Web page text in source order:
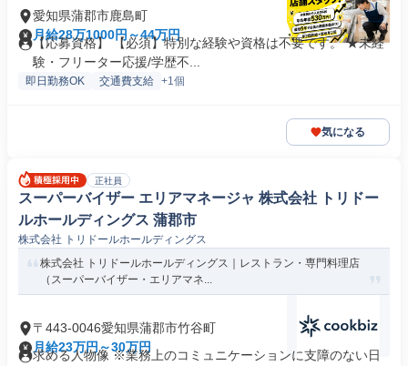
愛知県蒲郡市鹿島町
月給28万1000円～44万円
【応募資格】 【必須】特別な経験や資格は不要です。 ★未経
験・フリーター応援/学歴不...
即日勤務OK 交通費支給 +1個
気になる
正社員
スーパーバイザー エリアマネージャ 株式会社 トリドー
ルホールディングス 蒲郡市
株式会社 トリドールホールディングス
株式会社 トリドールホールディングス｜レストラン・専門料理店
（スーパーバイザー・エリアマネ...
〒443-0046愛知県蒲郡市竹谷町
月給23万円～30万円
求める人物像 ※業務上のコミュニケーションに支障のない日